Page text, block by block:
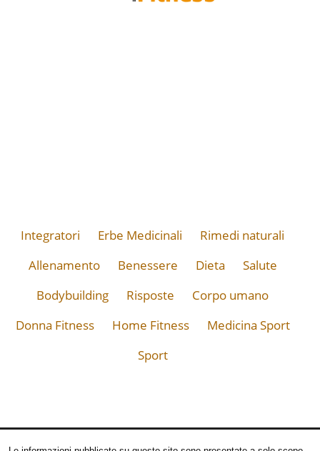
Integratori Erbe Medicinali
Rimedi naturali
Allenamento
Benessere Dieta
Salute
Bodybuilding
Risposte
Corpo umano
Donna Fitness
Home Fitness
Medicina Sport
Sport